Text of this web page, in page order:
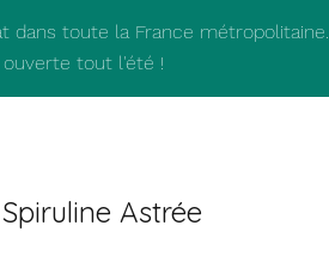
dans toute la France métropolitaine.
tout l'été !
Spiruline Astrée